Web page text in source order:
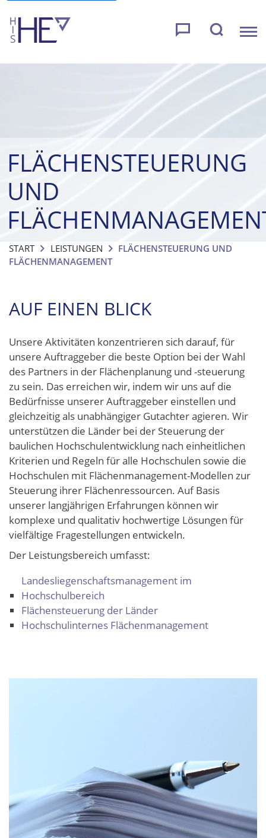
FLÄCHENSTEUERUNG
UND
START LEISTUNGEN
FLÄCHENSTEUERUNG UND
FLÄCHENMANAGEMENT
AUF EINEN BLICK
Unsere Aktivitäten konzentrieren sich darauf, für
unsere Auftraggeber die beste Option bei der Wahl
des Partners in der Flächenplanung und -steuerung
zu sein. Das erreichen wir, indem wir uns auf die
Bedürfnisse unserer Auftraggeber einstellen und
gleichzeitig als unabhängiger Gutachter agieren. Wir
unterstützen die Länder bei der Steuerung der
baulichen Hochschulentwicklung nach einheitlichen
Kriterien und Regeln für alle Hochschulen sowie die
Hochschulen mit Flächenmanagement-Modellen zur
Steuerung ihrer Flächenressourcen. Auf Basis
unserer langjährigen Erfahrungen können wir
komplexe und qualitativ hochwertige Lösungen für
vielfältige Fragestellungen entwickeln.
Der Leistungsbereich umfasst:
Landesliegenschaftsmanagement im
Hochschulbereich
Flächensteuerung der Länder
Hochschulinternes Flächenmanagement